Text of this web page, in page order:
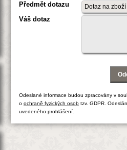
Předmět dotazu
Váš dotaz
Odeslané informace budou zpracovány v
o ochraně fyzických osobtzv. GDPR.
uvedeného prohlášení.